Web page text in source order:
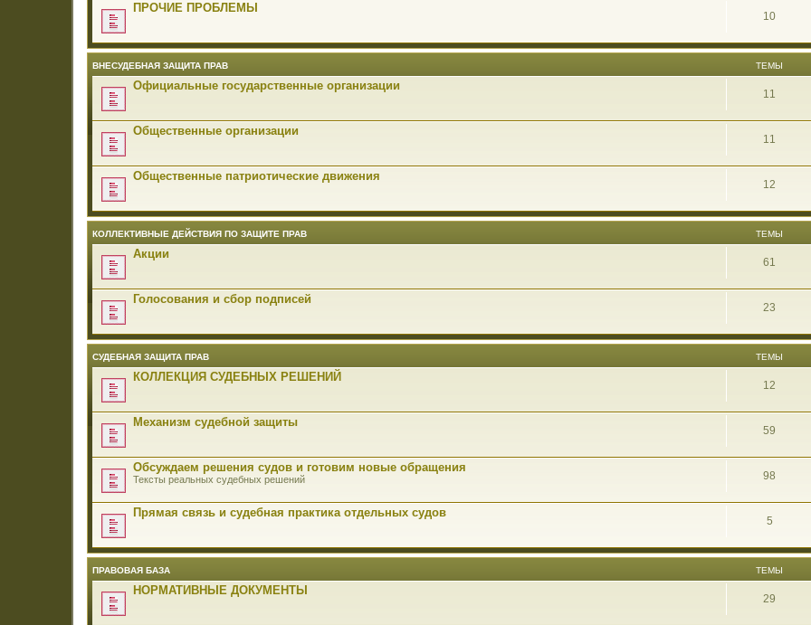
ПРОЧИЕ ПРОБЛЕМЫ
10
ВНЕСУДЕБНАЯ ЗАЩИТА ПРАВ ТЕМЫ
Официальные государственные организации
11
Общественные организации
11
Общественные патриотические движения
12
КОЛЛЕКТИВНЫЕ ДЕЙСТВИЯ ПО ЗАЩИТЕ ПРАВ ТЕМЫ
Акции
61
Голосования и сбор подписей
23
СУДЕБНАЯ ЗАЩИТА ПРАВ ТЕМЫ
КОЛЛЕКЦИЯ СУДЕБНЫХ РЕШЕНИЙ
12
Механизм судебной защиты
59
Обсуждаем решения судов и готовим новые обращения
Тексты реальных судебных решений 98
Прямая связь и судебная практика отдельных судов
5
ПРАВОВАЯ БАЗА ТЕМЫ
НОРМАТИВНЫЕ ДОКУМЕНТЫ
29